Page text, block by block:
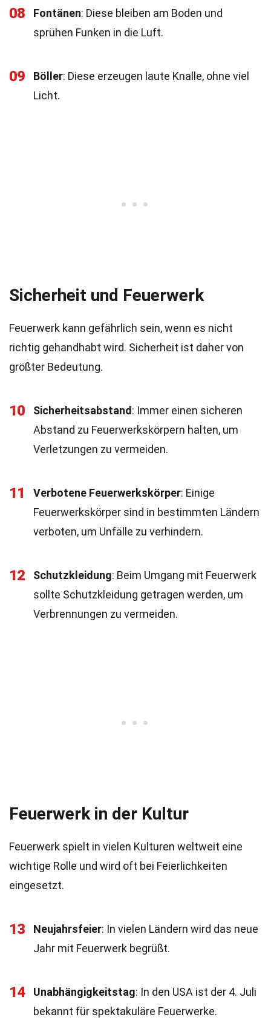
08 Fontänen: Diese bleiben am Boden und
sprühen Funken in die Luft.
09 Böller: Diese erzeugen laute Knalle, ohne viel
Licht.
Sicherheit und Feuerwerk
Feuerwerk kann gefährlich sein, wenn es nicht
richtig gehandhabt wird. Sicherheit ist daher von
größter Bedeutung.
10 Sicherheitsabstand : Immer einen sicheren
Abstand zu Feuerwerkskörpern halten, um
Verletzungen zu vermeiden.
11 Verbotene Feuerwerkskörper: Einige
Feuerwerkskörper sind in bestimmten Ländern
verboten, um Unfälle zu verhindern.
12 Schutzkleidung: Beim Umgang mit Feuerwerk
sollte Schutzkleidung getragen werden, um
Verbrennungen zu vermeiden.
Feuerwerk in der Kultur
Feuerwerk spielt in vielen Kulturen weltweit eine
wichtige Rolle und wird oft bei Feierlichkeiten
eingesetzt.
13 Neujahrsfeier: In vielen Ländern wird das neue
Jahr mit Feuerwerk begrüßt.
14 Unabhängigkeitstag: In den USA ist der 4. Juli
bekannt für spektakuläre Feuerwerke.